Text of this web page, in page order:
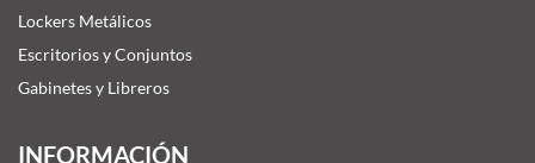
Lockers Metálicos
Escritorios y Conjuntos
Gabinetes y Libreros
INFORMACIÓN